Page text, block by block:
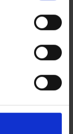
registrados